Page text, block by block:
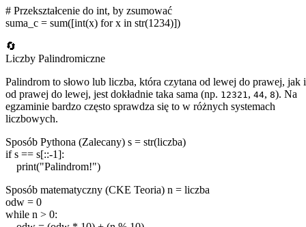
# Przekształcenie do int, by zsumować
suma_c = sum([int(x) for x in str(1234)])
🔄
Liczby Palindromiczne
Palindrom to słowo lub liczba, która czytana od lewej do prawej, jak i
od prawej do lewej, jest dokładnie taka sama (np. 12321 , 44, 8). Na
egzaminie bardzo często sprawdza się to w różnych systemach
liczbowych.
Sposób Pythona (Zalecany) s = str(liczba)
if s == s[::-1]:
print("Palindrom!")
Sposób matematyczny (CKE Teoria) n = liczba
odw = 0
while n > 0: